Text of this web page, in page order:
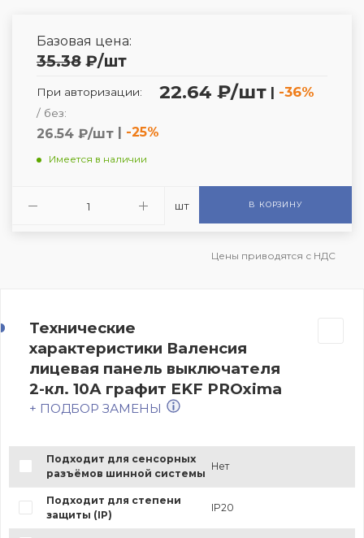
Базовая цена:
35.38 ₽/шт
При авторизации: 22.64 ₽/шт | -36%
/ без:
26.54 ₽/шт -25%
Имеется в наличии
шт В КОРЗИНУ
Цены приводятся с НДС
Технические
характеристики Валенсия
лицевая панель выключателя
2-кл. 10А графит EKF PROxima
+ ПОДБОР ЗАМЕНЫ
Подходит для сенсорных
разъёмов шинной системы
Нет
Подходит для степени
защиты (IP)
IP20